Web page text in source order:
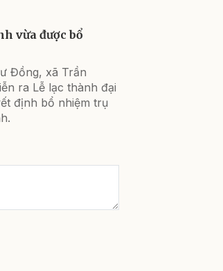
vừa được bổ
Đồng, xã Trần
ra Lễ lạc thành đại
định bổ nhiệm trụ